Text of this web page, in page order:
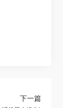
下一篇